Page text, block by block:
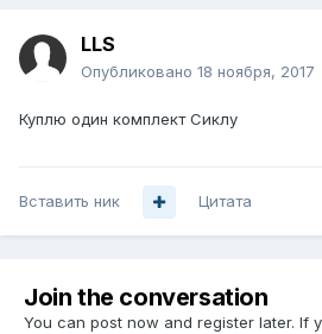
LLS
Опубликовано 18 ноября, 2017
Куплю один комплект Сиклу
Вставить ник Цитата
Join the conversation
You can post now and register later. If